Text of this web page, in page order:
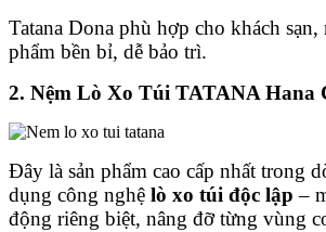
Tatana Dona phù hợp cho khách sạn,
phẩm bền bỉ, dễ bảo trì.
2. Nệm Lò Xo Túi TATANA Hana
Đây là sản phẩm cao cấp nhất trong
dụng công nghệ lò xo túi độc lập –
động riêng biệt, nâng đỡ từng vùng